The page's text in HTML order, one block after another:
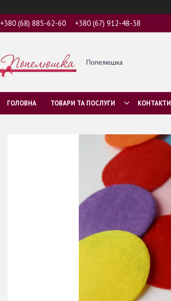
+380 (68) 885-62-60 +380 (67) 912-48-38
Попелюшка
ГОЛОВНА ТОВАРИ ТА ПОСЛУГИ КОНТАКТИ